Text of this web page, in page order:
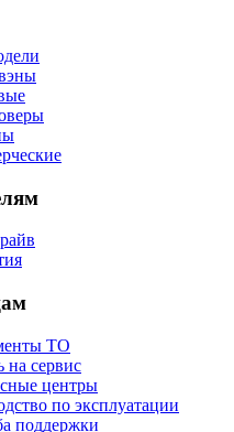
ТО
на сервис
центры
по эксплуатации
поддержки